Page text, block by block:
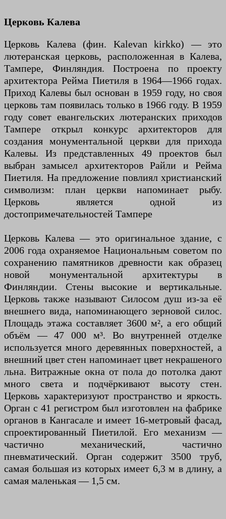
Церковь Калева
Церковь Калева (фин. Kalevan kirkko) — это
лютеранская церковь, расположенная в Калева,
Тампере, Финляндия. Построена по проекту
архитектора Рейма Пиетиля в 1964—1966 годах.
Приход Калевы был основан в 1959 году, но своя
церковь там появилась только в 1966 году. В 1959
году совет евангельских лютеранских приходов
Тампере открыл конкурс архитекторов для
создания монументальной церкви для прихода
Калевы. Из представленных 49 проектов был
выбран замысел архитекторов Райли и Рейма
Пиетиля. На предложение повлиял христианский
символизм: план церкви напоминает рыбу.
Церковь является одной из
достопримечательностей Тампере
Церковь Калева — это оригинальное здание, с
2006 года охраняемое Национальным советом по
сохранению памятников древности как образец
новой монументальной архитектуры в
Финляндии. Стены высокие и вертикальные.
Церковь также называют Силосом душ из-за её
внешнего вида, напоминающего зерновой силос.
Площадь этажа составляет 3600 м², а его общий
объём — 47 000 м³. Во внутренней отделке
используется много деревянных поверхностей, а
внешний цвет стен напоминает цвет некрашеного
льна. Витражные окна от пола до потолка дают
много света и подчёркивают высоту стен.
Церковь характеризуют пространство и яркость.
Орган c 41 регистром был изготовлен на фабрике
органов в Кангасале и имеет 16-метровый фасад,
спроектированный Пиетилой. Его механизм —
частично механический, частично
пневматический. Орган содержит 3500 труб,
самая большая из которых имеет 6,3 м в длину, а
самая маленькая — 1,5 см.